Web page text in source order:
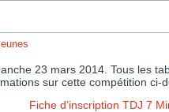
23 mars 2014. Tous les
sur cette compétition ci-
Fiche d’inscription TDJ 7